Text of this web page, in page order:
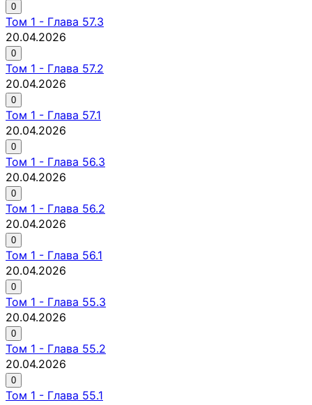
0
Том 1 - Глава 57.3
20.04.2026
0
Том 1 - Глава 57.2
20.04.2026
0
Том 1 - Глава 57.1
20.04.2026
0
Том 1 - Глава 56.3
20.04.2026
0
Том 1 - Глава 56.2
20.04.2026
0
Том 1 - Глава 56.1
20.04.2026
0
Том 1 - Глава 55.3
20.04.2026
0
Том 1 - Глава 55.2
20.04.2026
0
Том 1 - Глава 55.1